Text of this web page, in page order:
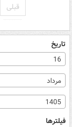
قبلی
تاریخ
16
مرداد
1405
فیلترها